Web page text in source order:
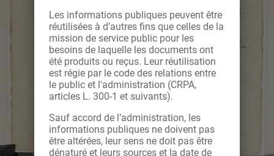
Les informations publiques peuvent être
réutilisées à d’autres fins que celles de la
mission de service public pour les
besoins de laquelle les documents ont
été produits ou reçus. Leur réutilisation
est régie par le code des relations entre
le public et l'administration (CRPA,
articles L. 300-1 et suivants).
Sauf accord de l’administration, les
informations publiques ne doivent pas
être altérées, leur sens ne doit pas être
dénaturé et leurs sources et la date de